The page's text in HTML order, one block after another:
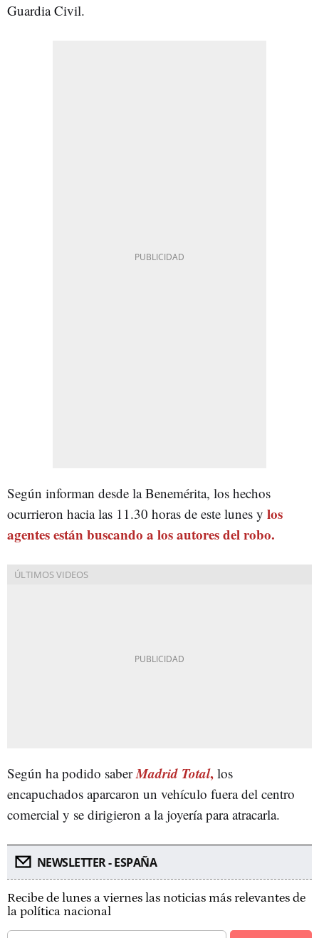
Guardia Civil.
Según informan desde la Benemérita, los hechos
ocurrieron hacia las 11.30 horas de este lunes y los
agentes están buscando a los autores del robo.
Según ha podido saberMadrid Total, los
encapuchados aparcaron un vehículo fuera del centro
comercial y se dirigieron a la joyería para atracarla.
NEWSLETTER - ESPAÑA
Recibe de lunes a viernes las noticias más relevantes de
la política nacional